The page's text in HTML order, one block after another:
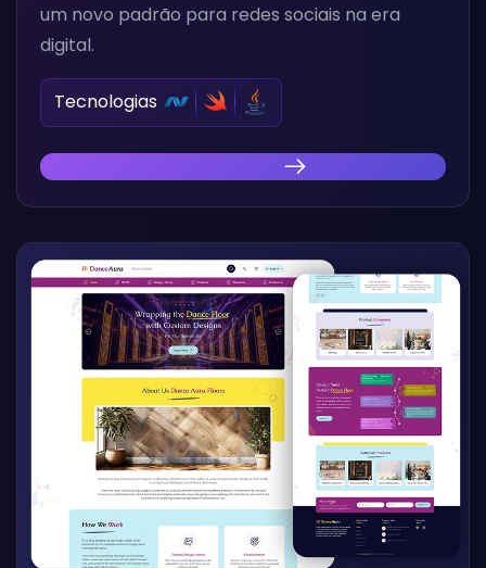
um novo padrão para redes sociais na era
digital.
Tecnologias
Descubra Nossa Inovação